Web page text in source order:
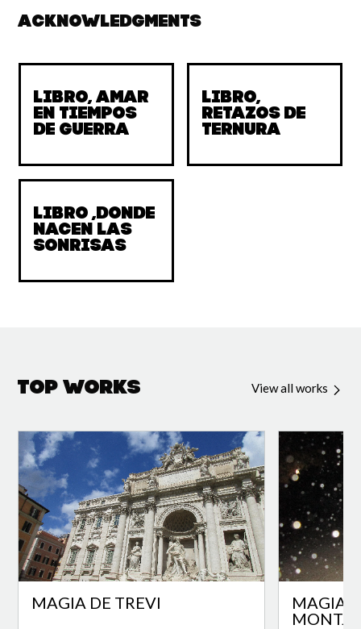
Acknowledgments
Libro, amar
en tiempos
de guerra
Libro,
retazos de
ternura
Libro ,donde
nacen las
sonrisas
Top Works View all works
MAGIA DE TREVI
MAGIA